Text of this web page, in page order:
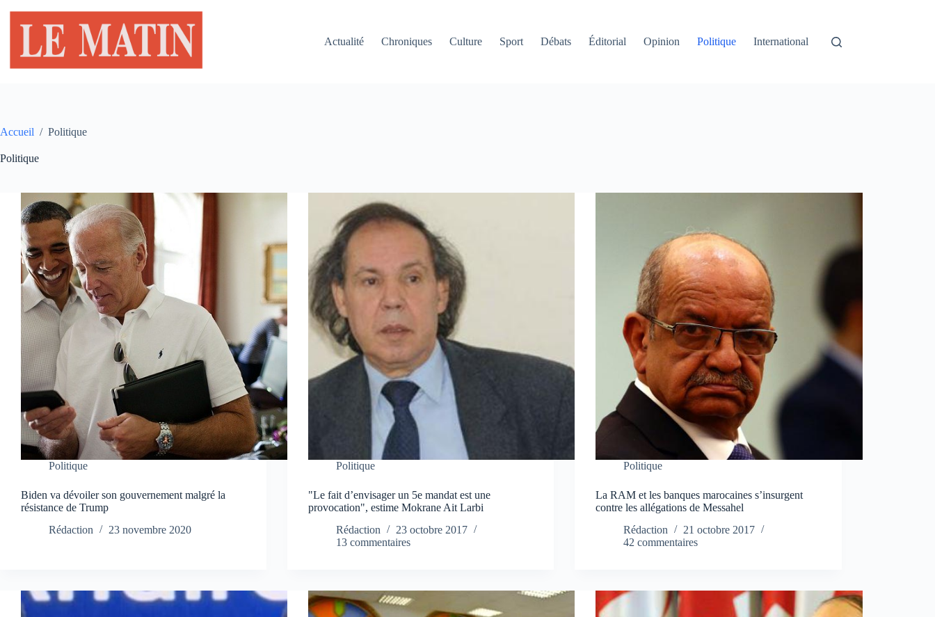
contenu
Actualité
Chroniques Culture Sport Débats Éditorial Opinion Politique International
Accueil / Politique
Politique
Politique
Biden va dévoiler son gouvernement malgré la
résistance de Trump
Rédaction
23 novembre 2020
Politique
"Le fait d’envisager un 5e mandat est une
provocation", estime Mokrane Ait Larbi
Rédaction
23 octobre 2017
13 commentaires
Politique
La RAM et les banques marocaines s’insurgent
contre les allégations de Messahel
Rédaction
21 octobre 2017
42 commentaires